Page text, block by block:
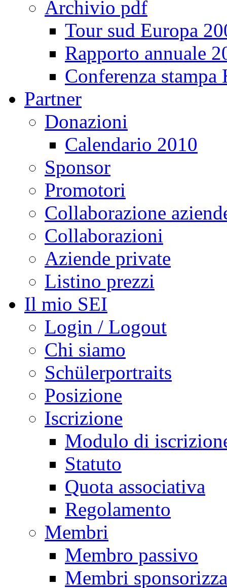
Archivio pdf
Tour sud Europa
Rapporto annuale
Conferenza
Partner
Donazioni
Calendario 2010
Sponsor
Promotori
Collaborazione
Collaborazioni
Aziende private
Listino prezzi
Il mio SEI
Login / Logout
Chi siamo
Schülerportraits
Posizione
Iscrizione
Modulo di
Statuto
Quota associativa
Regolamento
Membri
Membro passivo
Membri